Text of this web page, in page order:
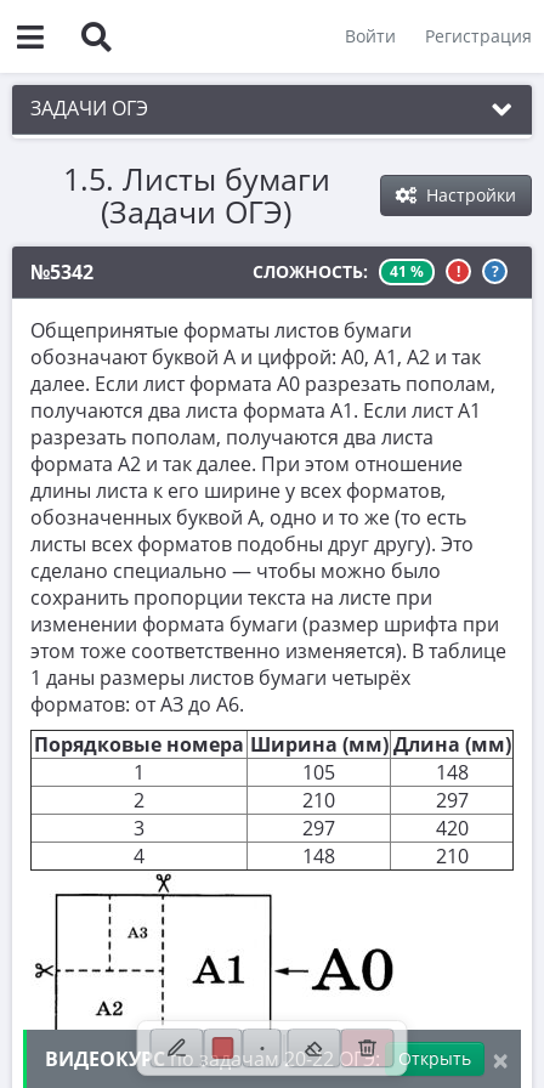
Войти Регистрация
ЗАДАЧИ ОГЭ
1. Практическая задача 1-5
1.1. Шины
1.2. Деревни
1.4. План участка
1.5. Листы бумаги
1.6. Печки
1.7. План квартиры
1.8. Минуты и гигабайты
1.9. Задачи не из ФИПИ
2. См. раздел 1
3. См. раздел 1
4. См. раздел 1
5. См. раздел 1
6. Вычисления с дробями
7. Координатная прямая. Числовые
неравенства
8. Степени и корни
9. Уравнения
10. Теория вероятностей
11. Функции и графики
12. Расчеты по формулам
Настройки
1.5. Листы бумаги
(Задачи ОГЭ)
№5342 СЛОЖНОСТЬ: 41 % ! ?
Общепринятые форматы листов бумаги
обозначают буквой A и цифрой: A0, A1, A2 и так
далее. Если лист формата A0 разрезать пополам,
получаются два листа формата A1. Если лист A1
разрезать пополам, получаются два листа
формата A2 и так далее. При этом отношение
длины листа к его ширине у всех форматов,
обозначенных буквой A, одно и то же (то есть
листы всех форматов подобны друг другу). Это
сделано специально — чтобы можно было
сохранить пропорции текста на листе при
изменении формата бумаги (размер шрифта при
этом тоже соответственно изменяется). В таблице
1 даны размеры листов бумаги четырёх
форматов: от AЗ до A6.
Порядковые номера Ширина (мм) Длина (мм)
1
105
148
2
210
297
3
297
420
4
148 210
×
ВИДЕОКУРСпо задачам 20-22 ОГЭ: Открыть